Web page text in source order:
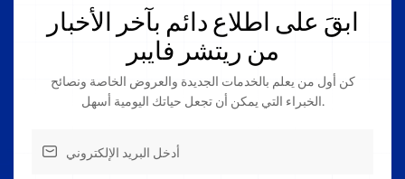
ابقَ على اطلاع دائم بآخر الأخبار
من ريتشر فايبر
كن أول من يعلم بالخدمات الجديدة والعروض الخاصة ونصائح
الخبراء التي يمكن أن تجعل حياتك اليومية أسهل.